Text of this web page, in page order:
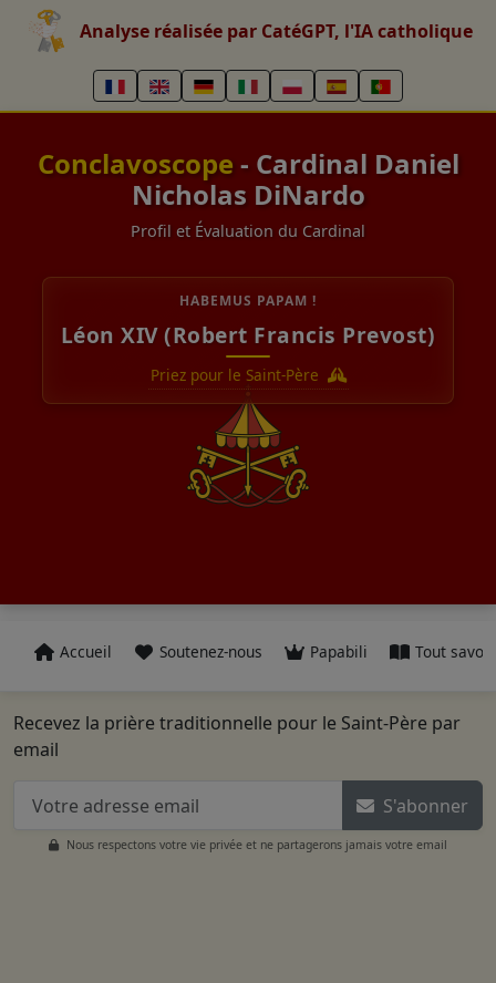
Analyse réalisée par CatéGPT, l'IA catholique
Conclavoscope - Cardinal Daniel
Nicholas DiNardo
Profil et Évaluation du Cardinal
HABEMUS PAPAM !
Léon XIV (Robert Francis Prevost)
Priez pour le Saint-Père
Accueil Soutenez-nous Papabili Tout savoir
Recevez la prière traditionnelle pour le Saint-Père par
email
S'abonner
Nous respectons votre vie privée et ne partagerons jamais votre email